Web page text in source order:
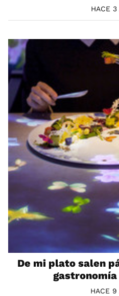
HACE 3
De mi plato salen
HACE 9